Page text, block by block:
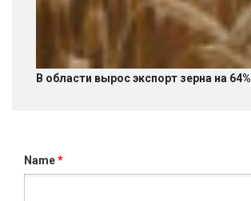
В области вырос экспорт зерна на 64%
Name*